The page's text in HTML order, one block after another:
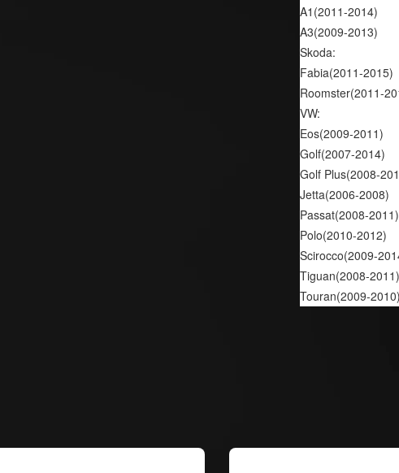
A1(2011-2014)
A3(2009-2013)
Skoda:
Fabia(2011-2015)
Roomster(2011-
VW:
Eos(2009-2011)
Golf(2007-2014)
Golf Plus(2008-
Jetta(2006-2008)
Passat(2008-2011)
Polo(2010-2012)
Scirocco(2009-
Tiguan(2008-2011)
Touran(2009-2010)